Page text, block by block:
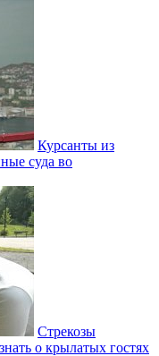
Курсанты из
суда во
Стрекозы
о крылатых гостях